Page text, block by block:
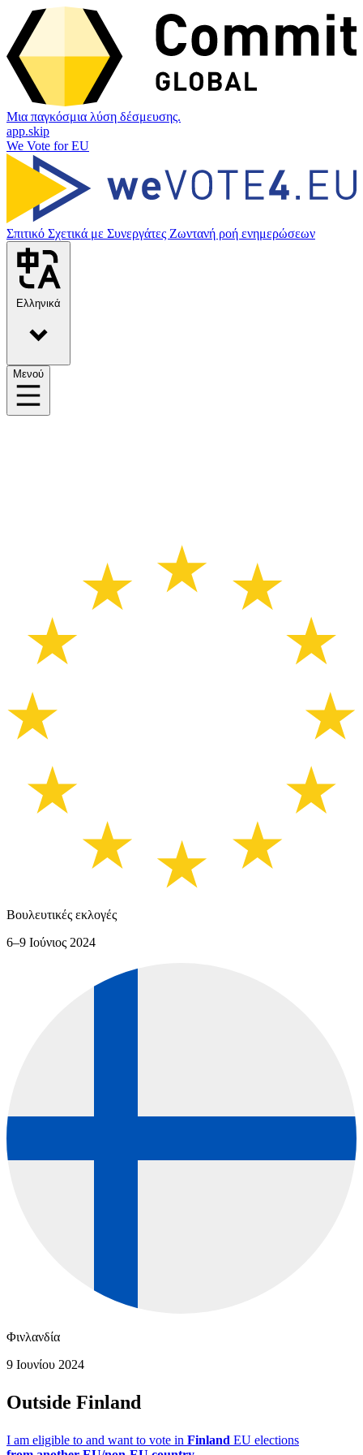
Μια παγκόσμια λύση δέσμευσης.
app.skip
We Vote for EU
Σπιτικό Σχετικά με Συνεργάτες Ζωντανή ροή ενημερώσεων
Ελληνικά
Μενού
Βουλευτικές εκλογές
6–9 Ιούνιος 2024
Φινλανδία
9 Ιουνίου 2024
Outside Finland
I am eligible to and want to vote in Finland EU elections